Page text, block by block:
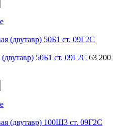
(двутавр) 50Б1 ст. 09Г2С 63 200